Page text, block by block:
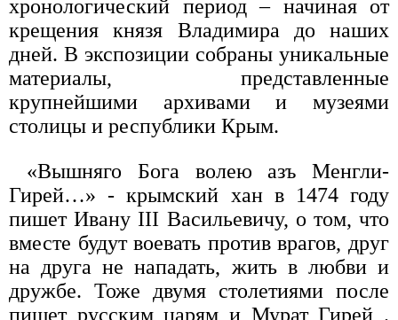
хронологический период – начиная от
крещения князя Владимира до наших
дней. В экспозиции собраны уникальные
материалы, представленные
крупнейшими архивами и музеями
столицы и республики Крым.
«Вышняго Бога волею азъ Менгли-
Гирей…» - крымский хан в 1474 году
пишет Ивану III Васильевичу, о том, что
вместе будут воевать против врагов, друг
на друга не нападать, жить в любви и
дружбе. Тоже двумя столетиями после
пишет русским царям и Мурат Гирей .